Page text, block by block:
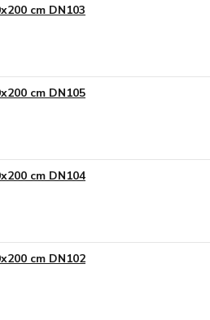
cm DN103
cm DN105
cm DN104
cm DN102